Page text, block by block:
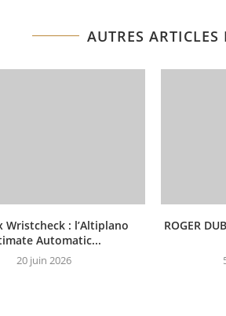
AUTRES
Wristcheck : l’Altiplano
Automatic...
20 juin 2026
ROGER